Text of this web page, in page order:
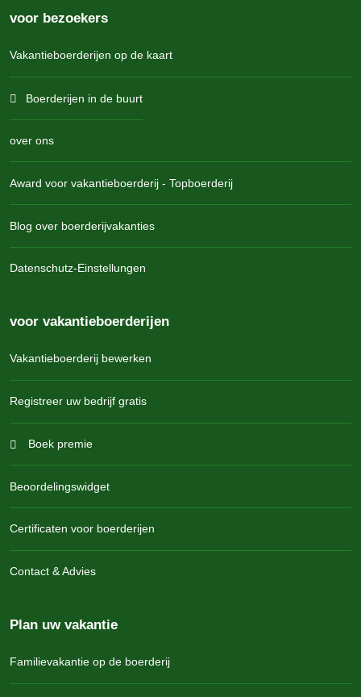
voor bezoekers
Vakantieboerderijen op de kaart
Boerderijen in de buurt
over ons
Award voor vakantieboerderij - Topboerderij
Blog over boerderijvakanties
Datenschutz-Einstellungen
voor vakantieboerderijen
Vakantieboerderij bewerken
Registreer uw bedrijf gratis
Boek premie
Beoordelingswidget
Certificaten voor boerderijen
Contact & Advies
Plan uw vakantie
Familievakantie op de boerderij